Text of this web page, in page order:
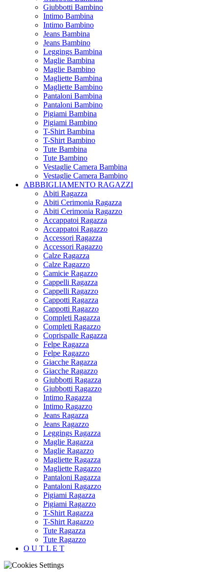
Giubbotti Bambino
Intimo Bambina
Intimo Bambino
Jeans Bambina
Jeans Bambino
Leggings Bambina
Maglie Bambina
Maglie Bambino
Magliette Bambina
Magliette Bambino
Pantaloni Bambina
Pantaloni Bambino
Pigiami Bambina
Pigiami Bambino
T-Shirt Bambina
T-Shirt Bambino
Tute Bambina
Tute Bambino
Vestaglie Camera Bambina
Vestaglie Camera Bambino
ABBBIGLIAMENTO RAGAZZI
Abiti Ragazza
Abiti Cerimonia Ragazza
Abiti Cerimonia Ragazzo
Accappatoi Ragazza
Accappatoi Ragazzo
Accessori Ragazza
Accessori Ragazzo
Calze Ragazza
Calze Ragazzo
Camicie Ragazzo
Cappelli Ragazza
Cappelli Ragazzo
Cappotti Ragazza
Cappotti Ragazzo
Completi Ragazza
Completi Ragazzo
Coprispalle Ragazza
Felpe Ragazza
Felpe Ragazzo
Giacche Ragazza
Giacche Ragazzo
Giubbotti Ragazza
Giubbotti Ragazzo
Intimo Ragazza
Intimo Ragazzo
Jeans Ragazza
Jeans Ragazzo
Leggings Ragazza
Maglie Ragazza
Maglie Ragazzo
Magliette Ragazza
Magliette Ragazzo
Pantaloni Ragazza
Pantaloni Ragazzo
Pigiami Ragazza
Pigiami Ragazzo
T-Shirt Ragazza
T-Shirt Ragazzo
Tute Ragazza
Tute Ragazzo
O U T L E T